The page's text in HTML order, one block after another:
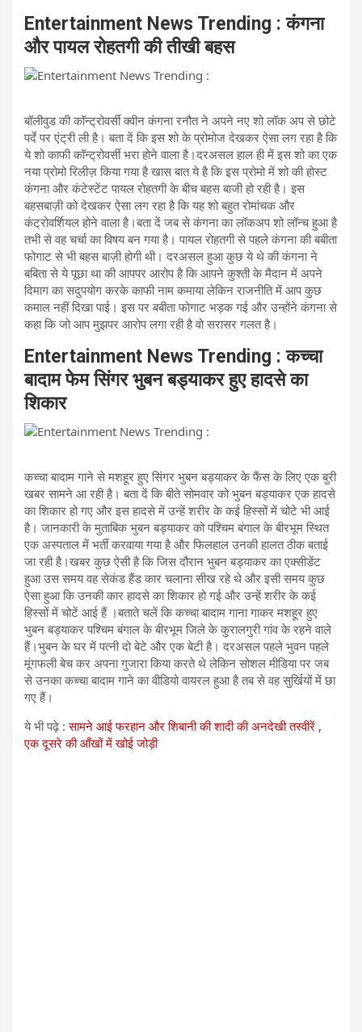
Entertainment News Trending : कंगना
और पायल रोहतगी की तीखी बहस
बॉलीवुड की कॉन्ट्रोवर्सी क्वीन कंगना रनौत ने अपने नए शो लॉक अप से छोटे
पर्दे पर एंट्री ली है। बता दें कि इस शो के प्रोमोज देखकर ऐसा लग रहा है कि
ये शो काफी कॉन्ट्रोवर्सी भरा होने वाला है।दरअसल हाल ही में इस शो का एक
नया प्रोमो रिलीज़ किया गया है खास बात ये है कि इस प्रोमो में शो की होस्ट
कंगना और कंटेस्टेंट पायल रोहतगी के बीच बहस बाजी हो रही है। इस
बहसबाज़ी को देखकर ऐसा लग रहा है कि यह शो बहुत रोमांचक और
कंट्रोवर्शियल होने वाला है।बता दें जब से कंगना का लॉकअप शो लॉन्च हुआ है
तभी से वह चर्चा का विषय बन गया है। पायल रोहतगी से पहले कंगना की बबीता
फोगाट से भी बहस बाज़ी होगी थी। दरअसल हुआ कुछ ये थे की कंगना ने
बबिता से ये पूछा था की आपपर आरोप है कि आपने कुश्ती के मैदान में अपने
दिमाग का सदुपयोग करके काफी नाम कमाया लेकिन राजनीति में आप कुछ
कमाल नहीं दिखा पाई। इस पर बबीता फोगाट भड़क गई और उन्होंने कंगना से
कहा कि जो आप मुझपर आरोप लगा रही है वो सरासर गलत है।
Entertainment News Trending : कच्चा
बादाम फेम सिंगर भुबन बड्याकर हुए हादसे का
शिकार
कच्चा बादाम गाने से मशहूर हुए सिंगर भुबन बड्याकर के फैंस के लिए एक बुरी
खबर सामने आ रही है। बता दें कि बीते सोमवार को भुबन बड्याकर एक हादसे
का शिकार हो गए और इस हादसे में उन्हें शरीर के कई हिस्सों में चोटे भी आई
है। जानकारी के मुताबिक भुबन बड्याकर को पश्चिम बंगाल के बीरभूम स्थित
एक अस्पताल में भर्ती करवाया गया है और फिलहाल उनकी हालत ठीक बताई
जा रही है।खबर कुछ ऐसी है कि जिस दौरान भुबन बड्याकर का एक्सीडेंट
हुआ उस समय वह सेकंड हैंड कार चलाना सीख रहे थे और इसी समय कुछ
ऐसा हुआ कि उनकी कार हादसे का शिकार हो गई और उन्हें शरीर के कई
हिस्सों में चोटें आई हैं ।बताते चलें कि कच्चा बादाम गाना गाकर मशहूर हुए
भुबन बड्याकर पश्चिम बंगाल के बीरभूम जिले के कुरालगुरी गांव के रहने वाले
हैं।भुबन के घर में पत्नी दो बेटे और एक बेटी है। दरअसल पहले भुवन पहले
मूंगफली बेच कर अपना गुजारा किया करते थे लेकिन सोशल मीडिया पर जब
से उनका कच्चा बादाम गाने का वीडियो वायरल हुआ है तब से वह सुर्खियों में छा
गए हैं।
ये भी पढ़े : सामने आई फरहान और शिबानी की शादी की अनदेखी तस्वीरें ,
एक दूसरे की आँखों में खोई जोड़ी